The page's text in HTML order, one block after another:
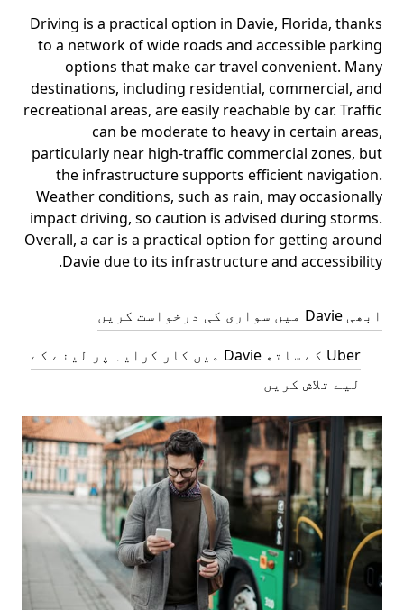
Driving is a practical option in Davie, Florida, thanks
to a network of wide roads and accessible parking
options that make car travel convenient. Many
destinations, including residential, commercial, and
recreational areas, are easily reachable by car. Traffic
can be moderate to heavy in certain areas,
particularly near high-traffic commercial zones, but
the infrastructure supports efficient navigation.
Weather conditions, such as rain, may occasionally
impact driving, so caution is advised during storms.
Overall, a car is a practical option for getting around
Davie due to its infrastructure and accessibility.
ابھی Davie میں سواری کی درخواست کریں
Uber کے ساتھ Davie میں کار کرایہ پر لینے کے
لیے تلاش کریں